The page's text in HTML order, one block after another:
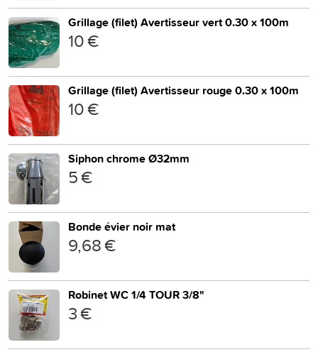
Grillage (filet) Avertisseur vert 0.30 x 100m
10 €
Grillage (filet) Avertisseur rouge 0.30 x 100m
10 €
Siphon chrome Ø32mm
5 €
Bonde évier noir mat
9,68 €
Robinet WC 1/4 TOUR 3/8"
3 €